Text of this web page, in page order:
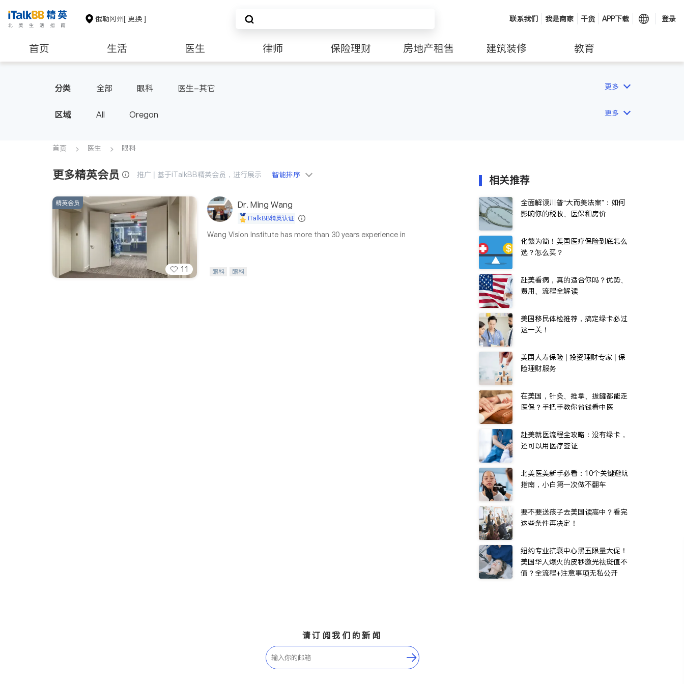
俄勒冈州[ 更换 ] 联系我们 我是商家 干货 APP下载 登录
首页 生活 医生 律师 保险理财 房地产租售 建筑装修 教育
分类 全部 眼科 医生-其它 更多
区域 All Oregon 更多
首页 医生 眼科
更多精英会员 推广 | 基于iTalkBB精英会员，进行展示 智能排序
11
精英会员 Dr. Ming Wang
iTalkBB精英认证
Wang Vision Institute has more than 30 years experience in
眼科 眼科
相关推荐
全面解读川普“大而美法案”：如何
影响你的税收、医保和房价
化繁为简！美国医疗保险到底怎么
选？怎么买？
赴美看病，真的适合你吗？优势、
费用、流程全解读
美国移民体检推荐，搞定绿卡必过
这一关！
美国人寿保险 | 投资理财专家 | 保
险理财服务
在美国，针灸、推拿、拔罐都能走
医保？手把手教你省钱看中医
赴美就医流程全攻略：没有绿卡，
还可以用医疗签证
北美医美新手必看：10个关键避坑
指南，小白第一次做不翻车
要不要送孩子去美国读高中？看完
这些条件再决定！
纽约专业抗衰中心黑五限量大促！
美国华人爆火的皮秒激光祛斑值不
值？全流程+注意事项无私公开
请订阅我们的新闻